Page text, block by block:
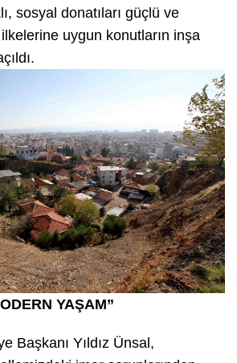
sosyal donatıları güçlü ve
uygun konutların inşa
YAŞAM”
Başkanı Yıldız Ünsal,